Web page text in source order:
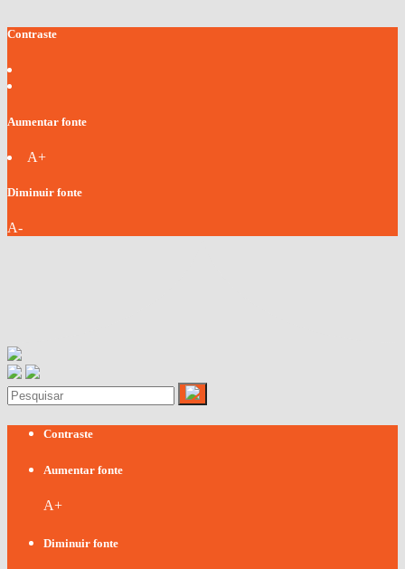
Contraste
Aumentar fonte
A+
Diminuir fonte
A-
Contraste
Aumentar fonte
A+
Diminuir fonte